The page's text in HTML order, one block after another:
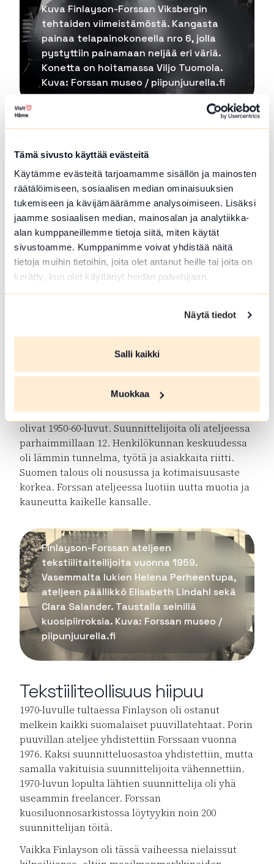
Tämä sivusto käyttää evästeitä
Käytämme evästeitä tarjoamamme sisällön ja mainosten
räätälöimiseen, sosiaalisen median ominaisuuksien
tukemiseen ja kävijämäärämme analysoimiseen. Lisäksi
jaamme sosiaalisen median, mainosalan ja analytiikka-
alan kumppaneillemme tietoja siitä, miten käytät
sivustoamme. Kumppanimme voivat yhdistää näitä
tietoja muihin tietoihin, joita olet antanut heille tai joita on
kerätty, kun olet käyttänyt heidän palvelujaan.
Näytä tiedot
Salli kaikki
Muokkaa
Kuva Finlayson-Forssan Viksbergin
tehtaiden viimeistämöstä. Kangasta
painaa telapainokoneella nro 6, jolla
pystyttiin painamaan neljää eri väriä.
Konetta on hoitamassa Viljo Tuomola.
Kuva: Forssan museo / piipunjuurella.fi
”Ateljeen alku on suuri
mahdollisuus…”
Näin muisteli Finlaysonin nykymallistojen
klassikkosuosikki Aini Vaari Forssan ateljeen
alkuvaiheita 1950-luvulla. Ensimmäiset Forssan
tehtaan omat mallisuunnittelijat olivat aloittaneet
työskentelyn jo 1940-luvun puolella. Siihen saakka
painokangasmallit oli tuotu ulkomailta. Aluksi
suunnittelu oli hajanaista, kokeilevaa, toisinaan
malleja vain muokattiin suomalaiseen makuun
sopivaksi. Forssan ateljee perustettiin virallisesti
luontevaa, että Finlaysonin suunnitteluosasto
perustettiin juuri Forssan perinteikkään
kangaspainon yhteyteen. Forssassa oli koko
huippua, ja se teki suunnittelijantyöstä
kiinnostavaa. Painokangasateljeen kulta-aikaa
olivat 1950-60-luvut. Suunnittelijoita oli ateljeessa
parhaimmillaan 12. Henkilökunnan keskuudessa
oli lämmin tunnelma, työtä ja asiakkaita riitti.
Suomen talous oli nousussa ja kotimaisuusaste
korkea. Forssan ateljeessa luotiin uutta muotia ja
kauneutta kaikelle kansalle.
Finlayson-Forssan ateljeen
tekstiilitaiteilijoita vuonna 1959.
Vasemmalta lukien Helena Perheentupa,
ateljeen päällikkö Elisabeth Lindahl sekä
Clara Salander. Taustalla seinillä
kuosipiirroksia. Kuva: Forssan museo /
piipunjuurella.fi
Tekstiiliteollisuus hiipuu
1970-luvulle tultaessa Finlayson oli ostanut
melkein kaikki suomalaiset puuvillatehtaat. Porin
puuvillan ateljee yhdistettiin Forssaan vuonna
1976. Kaksi suunnitteluosastoa yhdistettiin, mutta
samalla vakituisia suunnittelijoita vähennettiin.
1970-luvun lopulta lähtien suunnittelija oli yhä
useammin freelancer. Forssan
kuosiluonnosarkistossa löytyykin noin 200
suunnittelijan töitä.
Vaikka Finlayson oli tässä vaiheessa nielaissut